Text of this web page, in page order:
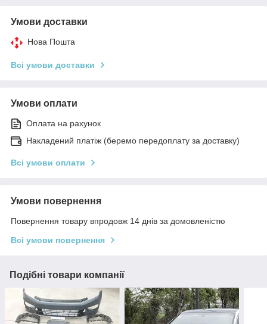
Умови доставки
Нова Пошта
Всі умови доставки
Умови оплати
Оплата на рахунок
Накладений платіж (беремо передоплату за доставку)
Всі умови оплати
Умови повернення
Повернення товару впродовж 14 днів за домовленістю
Всі умови повернення
Подібні товари компанії